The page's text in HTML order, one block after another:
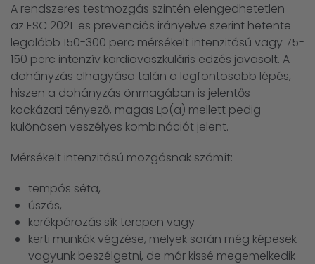
A rendszeres testmozgás szintén elengedhetetlen –
az ESC 2021-es prevenciós irányelve szerint hetente
legalább 150-300 perc mérsékelt intenzitású vagy 75-
150 perc intenzív kardiovaszkuláris edzés javasolt. A
dohányzás elhagyása talán a legfontosabb lépés,
hiszen a dohányzás önmagában is jelentős
kockázati tényező, magas Lp(a) mellett pedig
különösen veszélyes kombinációt jelent.
Mérsékelt intenzitású mozgásnak számít:
tempós séta,
úszás,
kerékpározás sík terepen vagy
kerti munkák végzése, melyek során még képesek
vagyunk beszélgetni, de már kissé megemelkedik